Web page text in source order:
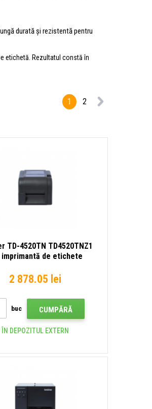
durată și rezistentă pentru
etichetă. Rezultatul constă în
1
2
TD-4520TN TD4520TNZ1
imprimantă de etichete
2 878.05 lei
buc CUMPĂRĂ
ÎN DEPOZITUL EXTERN